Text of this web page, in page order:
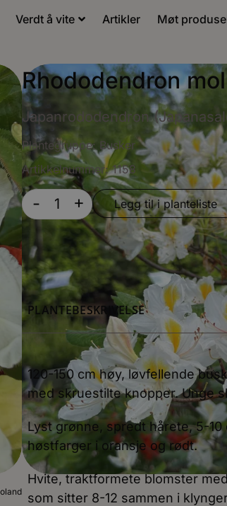
Verdt å vite Artikler Møt
Rhododendron
Japanrododendron
Plantegruppe: Busker
Artikkelnummer: 1158
- + Legg til i planteliste
PLANTEBESKRIVELSE
120-150 cm høy, løvfellende
med skruestilte knopper. Unge
Lyst grønne, spredt hårete, 5-
høstfarger i oransje og rødt.
Hvite, traktformete blomster
som sitter 8-12 sammen i